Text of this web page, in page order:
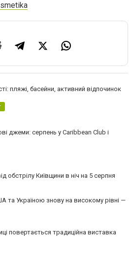
пляжі, басейни, активний відпочинок
джеми: серпень у Caribbean Club і
обстрілу Київщини в ніч на 5 серпня
та Україною знову на високому рівні —
повертається традиційна виставка